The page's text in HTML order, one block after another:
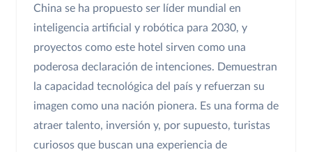
China se ha propuesto ser líder mundial en
inteligencia artificial y robótica para 2030, y
proyectos como este hotel sirven como una
poderosa declaración de intenciones. Demuestran
la capacidad tecnológica del país y refuerzan su
imagen como una nación pionera. Es una forma de
atraer talento, inversión y, por supuesto, turistas
curiosos que buscan una experiencia de